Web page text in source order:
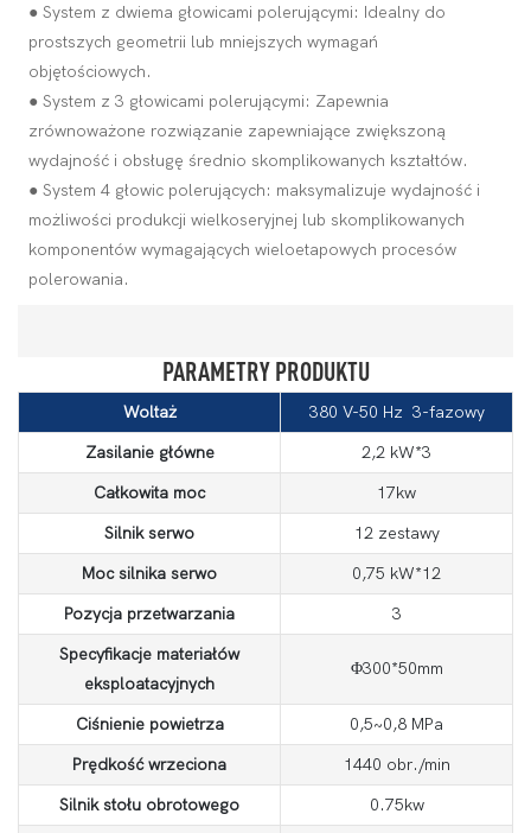
● System z dwiema głowicami polerującymi: Idealny do
prostszych geometrii lub mniejszych wymagań
objętościowych.
● System z 3 głowicami polerującymi: Zapewnia
zrównoważone rozwiązanie zapewniające zwiększoną
wydajność i obsługę średnio skomplikowanych kształtów.
● System 4 głowic polerujących: maksymalizuje wydajność i
możliwości produkcji wielkoseryjnej lub skomplikowanych
komponentów wymagających wieloetapowych procesów
polerowania.
PARAMETRY PRODUKTU
Woltaż
380 V-50 Hz 3-fazowy
Zasilanie główne
2,2 kW*3
Całkowita moc
17kw
Silnik serwo
12 zestawy
Moc silnika serwo
0,75 kW*12
Pozycja przetwarzania
3
Specyfikacje materiałów
eksploatacyjnych
Φ300*50mm
Ciśnienie powietrza
0,5~0,8 MPa
Prędkość wrzeciona
1440 obr./min
Silnik stołu obrotowego
0.75kw